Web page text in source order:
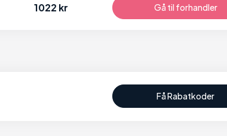
1022 kr Gå til forhandler
Få Rabatkoder